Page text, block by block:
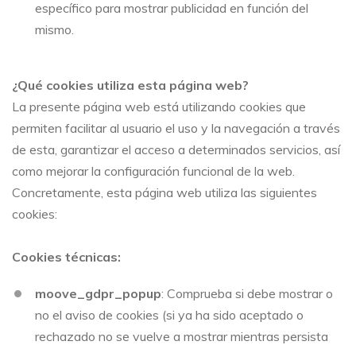
específico para mostrar publicidad en función del
mismo.
¿Qué cookies utiliza esta página web?
La presente página web está utilizando cookies que
permiten facilitar al usuario el uso y la navegación a través
de esta, garantizar el acceso a determinados servicios, así
como mejorar la configuración funcional de la web.
Concretamente, esta página web utiliza las siguientes
cookies:
Cookies técnicas:
moove_gdpr_popup: Comprueba si debe mostrar o
no el aviso de cookies (si ya ha sido aceptado o
rechazado no se vuelve a mostrar mientras persista